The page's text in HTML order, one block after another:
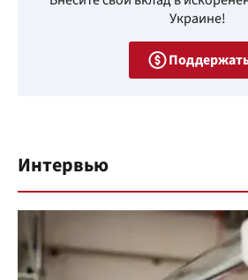
Украине!
Интервью